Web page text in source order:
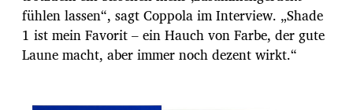
fühlen lassen“, sagt Coppola im Interview. „Shade
1 ist mein Favorit – ein Hauch von Farbe, der gute
Laune macht, aber immer noch dezent wirkt.“